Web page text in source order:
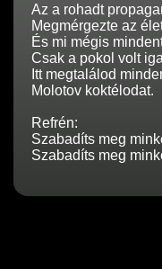
Az a rohadt
Megmérgezte az
És mi mégis
Csak a pokol volt
Itt megtalálod
Molotov koktélodat.
Refrén:
Szabadíts meg
Szabadíts meg